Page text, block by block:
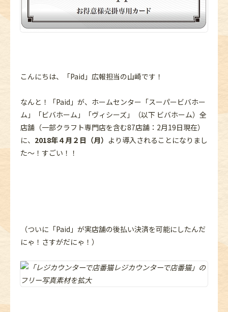
こんにちは、「Paid」広報担当の山崎です！
なんと！「Paid」が、ホームセンター「スーパービバホー
ム」「ビバホーム」「ヴィシーズ」（以下 ビバホーム）全
店舗（一部クラフト専門店を含む87店舗：2月19日現在）
に、 2018年４月２日（月） より導入されることになりまし
た～！すごい！！
（ついに「Paid」が実店舗の後払い決済を可能にしたんだ
にゃ！さすがだにゃ！）